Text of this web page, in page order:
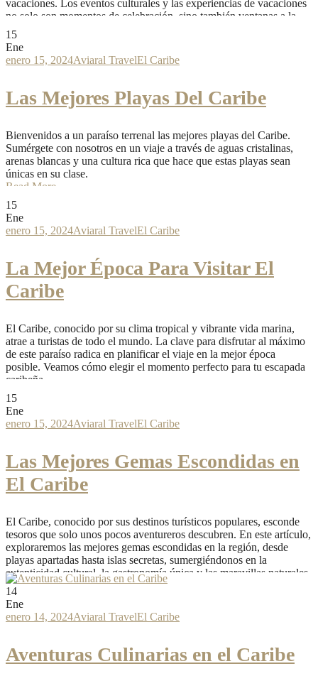
vacaciones. Los eventos culturales y las experiencias de vacaciones
no solo son momentos de celebración, sino también ventanas a la
diversidad y la...
Read More
15
Ene
enero 15, 2024Aviaral TravelEl Caribe
Las Mejores Playas Del Caribe
Bienvenidos a un paraíso terrenal las mejores playas del Caribe.
Sumérgete con nosotros en un viaje a través de aguas cristalinas,
arenas blancas y una cultura rica que hace que estas playas sean
únicas en su clase.
Read More
15
Ene
enero 15, 2024Aviaral TravelEl Caribe
La Mejor Época Para Visitar El
Caribe
El Caribe, conocido por su clima tropical y vibrante vida marina,
atrae a turistas de todo el mundo. La clave para disfrutar al máximo
de este paraíso radica en planificar el viaje en la mejor época
posible. Veamos cómo elegir el momento perfecto para tu escapada
caribeña.
Read More
15
Ene
enero 15, 2024Aviaral TravelEl Caribe
Las Mejores Gemas Escondidas en
El Caribe
El Caribe, conocido por sus destinos turísticos populares, esconde
tesoros que solo unos pocos aventureros descubren. En este artículo,
exploraremos las mejores gemas escondidas en la región, desde
playas apartadas hasta islas secretas, sumergiéndonos en la
autenticidad cultural, la gastronomía única y las maravillas naturales
fuera del circuito turístico convencional.
Read More
14
Ene
enero 14, 2024Aviaral TravelEl Caribe
Aventuras Culinarias en el Caribe